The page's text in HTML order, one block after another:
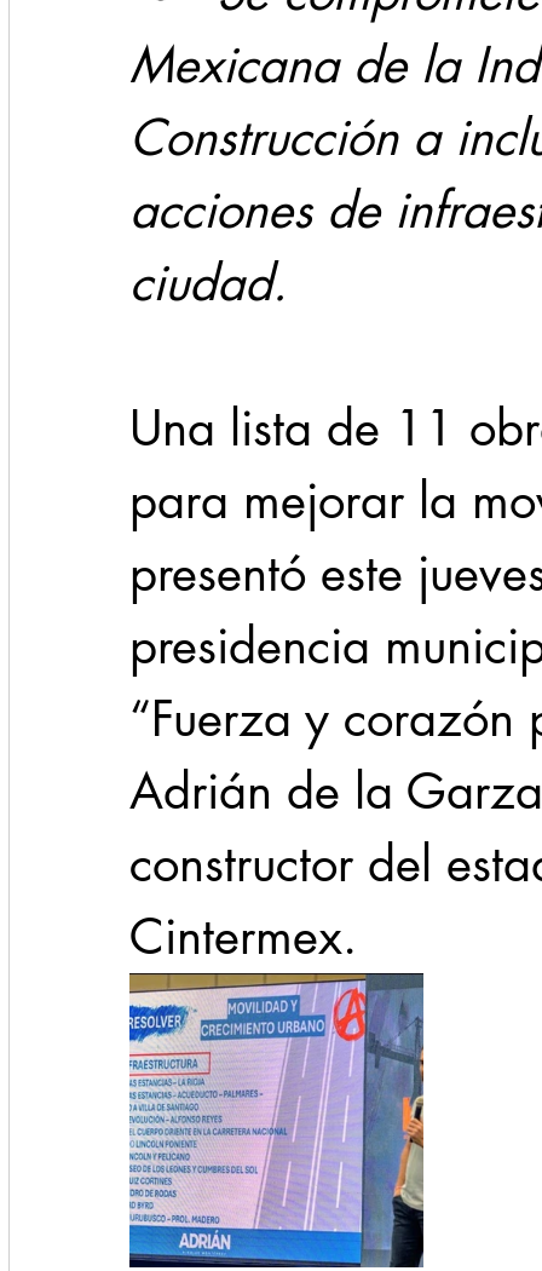
Seguridad 1 enero 31abr
Mexicana de la
Construcción a
acciones de
ciudad.
Una lista de 11
para mejorar la
presentó este
presidencia
“Fuerza y corazón
Adrián de la
constructor del
Cintermex.